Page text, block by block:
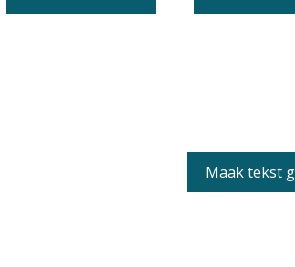
Maak tekst